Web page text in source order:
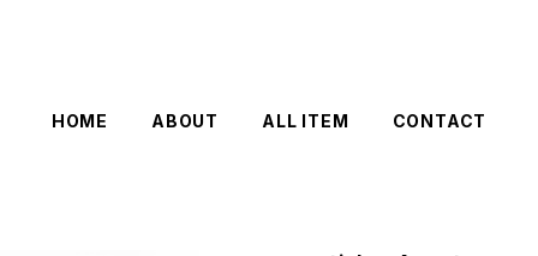
HOME ABOUT ALL ITEM CONTACT